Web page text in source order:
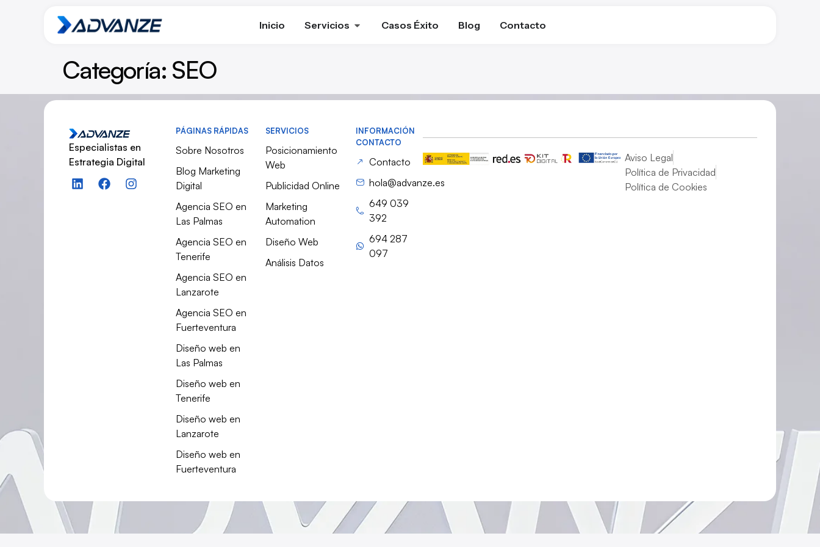
Inicio Servicios Casos Éxito Blog Contacto
Categoría: SEO
Especialistas en
Estrategia Digital
PÁGINAS RÁPIDAS
Sobre Nosotros
Blog Marketing
Digital
Agencia SEO en
Las Palmas
Agencia SEO en
Tenerife
Agencia SEO en
Lanzarote
Agencia SEO en
Fuerteventura
Diseño web en
Las Palmas
Diseño web en
Tenerife
Diseño web en
Lanzarote
Diseño web en
Fuerteventura
SERVICIOS
Posicionamiento
Web
Publicidad Online
Marketing
Automation
Diseño Web
Análisis Datos
INFORMACIÓN
CONTACTO
Contacto
hola@advanze.es
649 039
392
694 287
097
Aviso Legal
Política de Privacidad
Política de Cookies